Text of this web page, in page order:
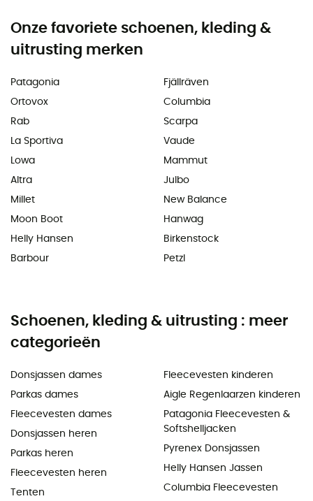
Onze favoriete schoenen, kleding &
uitrusting merken
Patagonia
Ortovox
Rab
La Sportiva
Lowa
Altra
Millet
Moon Boot
Helly Hansen
Barbour
Fjällräven
Columbia
Scarpa
Vaude
Mammut
Julbo
New Balance
Hanwag
Birkenstock
Petzl
Schoenen, kleding & uitrusting : meer
categorieën
Donsjassen dames
Parkas dames
Fleecevesten dames
Donsjassen heren
Parkas heren
Fleecevesten heren
Tenten
Fleecevesten kinderen
Aigle Regenlaarzen kinderen
Patagonia Fleecevesten &
Softshelljacken
Pyrenex Donsjassen
Helly Hansen Jassen
Columbia Fleecevesten